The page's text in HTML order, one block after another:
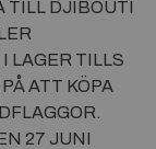
TILL DJIBOUTI
LAGER TILLS
ATT KÖPA
27 JUNI